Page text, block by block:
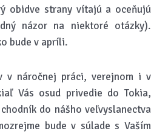
obidve strany vítajú a oceňujú
názor na niektoré otázky).
bude v apríli.
v náročnej práci, verejnom i v
Vás osud privedie do Tokia,
do nášho veľvyslanectva
bude v súlade s Vaším